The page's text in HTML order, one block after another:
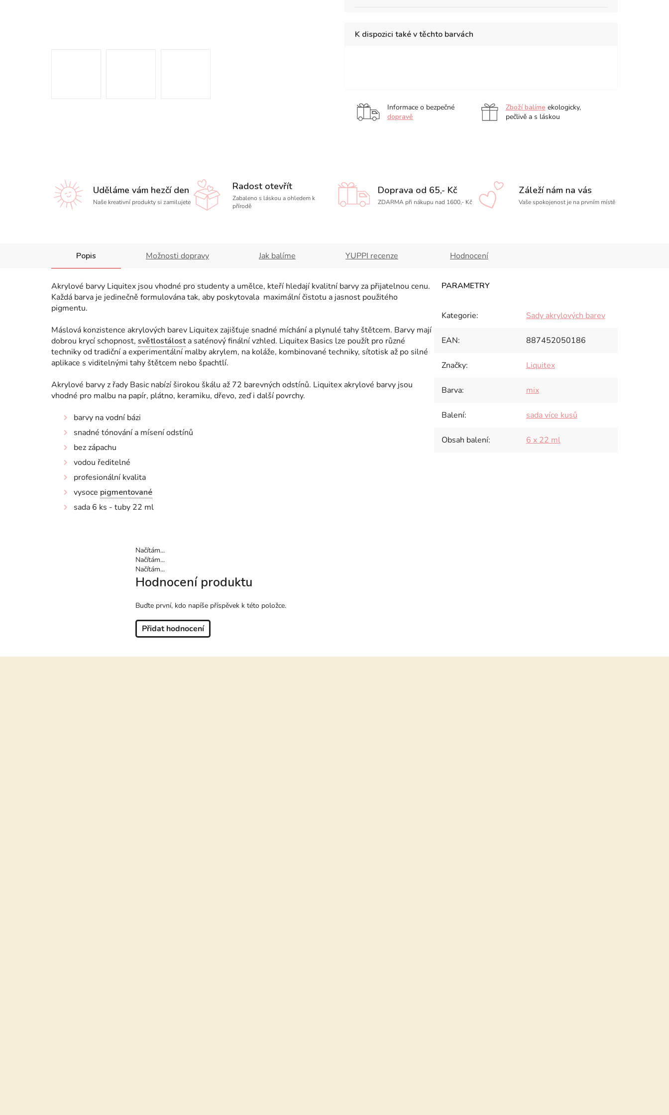
K dispozici také v těchto barvách
ks
Informace o bezpečné
dopravě
Zboží balíme ekologicky,
pečlivě a s láskou
Uděláme vám hezčí den
Naše kreativní produkty si zamilujete
Radost otevřít
Zabaleno s láskou a ohledem k
přírodě
Doprava od 65,- Kč
ZDARMA při nákupu nad 1600,- Kč
Záleží nám na vás
Vaše spokojenost je na prvním místě
Popis Možnosti dopravy Jak balíme YUPPI recenze Hodnocení
Akrylové barvy Liquitex jsou vhodné pro studenty a umělce, kteří hledají kvalitní barvy za přijatelnou cenu.
Každá barva je jedinečně formulována tak, aby poskytovala maximální čistotu a jasnost použitého
pigmentu.
Máslová konzistence akrylových barev Liquitex zajišťuje snadné míchání a plynulé tahy štětcem. Barvy mají
dobrou krycí schopnost, světlostálosta saténový finální vzhled. Liquitex Basics lze použít pro různé
techniky od tradiční a experimentální malby akrylem, na koláže, kombinované techniky, sítotisk až po silné
aplikace s viditelnými tahy štětcem nebo špachtlí.
Akrylové barvy z řady Basic nabízí širokou škálu až 72 barevných odstínů. Liquitex akrylové barvy jsou
vhodné pro malbu na papír, plátno, keramiku, dřevo, zeď i další povrchy.
barvy na vodní bázi
snadné tónování a mísení odstínů
bez zápachu
vodou ředitelné
profesionální kvalita
vysoce pigmentované
sada 6 ks - tuby 22 ml
Kategorie: Sady akrylových barev
EAN: 887452050186
Značky: Liquitex
Barva: mix
Balení: sada více kusů
Obsah balení: 6 x 22 ml
Načítám...
Načítám...
Načítám...
Hodnocení produktu
Buďte první, kdo napíše příspěvek k této položce.
Přidat hodnocení